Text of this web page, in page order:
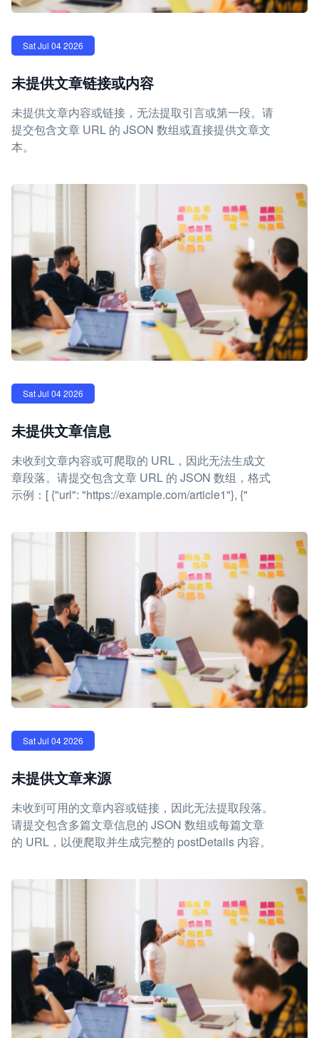
Sat Jul 04 2026
未提供文章链接或内容
未提供文章内容或链接，无法提取引言或第一段。请
提交包含文章 URL 的 JSON 数组或直接提供文章文
本。
Sat Jul 04 2026
未提供文章信息
未收到文章内容或可爬取的 URL，因此无法生成文
章段落。请提交包含文章 URL 的 JSON 数组，格式
示例：[ {"url": "https://example.com/article1"}, {"
Sat Jul 04 2026
未提供文章来源
未收到可用的文章内容或链接，因此无法提取段落。
请提交包含多篇文章信息的 JSON 数组或每篇文章
的 URL，以便爬取并生成完整的 postDetails 内容。